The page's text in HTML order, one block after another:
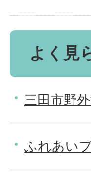
よく見
三田市野
ふれあい